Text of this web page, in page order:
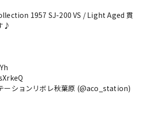
1957 SJ-200 VS / Light Aged 貫
♪
ーションリボレ秋葉原 (@aco_station)